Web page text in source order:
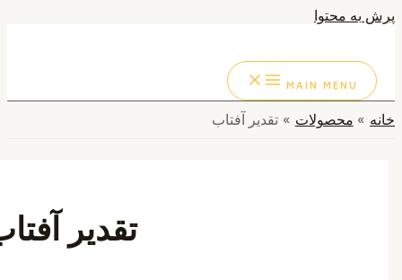
به محتوا
MAIN MENU
محصولات تقدیر آفتاب
تقدیر آفتاب